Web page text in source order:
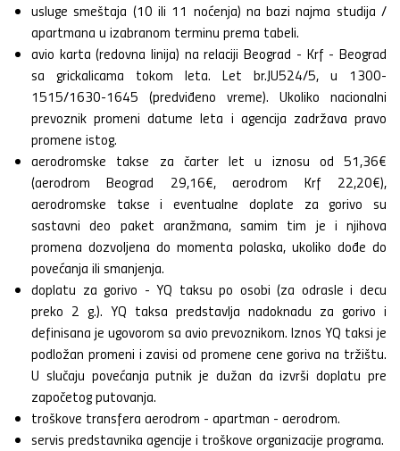
usluge smeštaja (10 ili 11 noćenja) na bazi najma studija /
apartmana u izabranom terminu prema tabeli.
avio karta (redovna linija) na relaciji Beograd - Krf - Beograd
sa grickalicama tokom leta. Let br.JU524/5, u 1300-
1515/1630-1645 (predviđeno vreme). Ukoliko nacionalni
prevoznik promeni datume leta i agencija zadržava pravo
promene istog.
aerodromske takse za čarter let u iznosu od 51,36€
(aerodrom Beograd 29,16€, aerodrom Krf 22,20€),
aerodromske takse i eventualne doplate za gorivo su
sastavni deo paket aranžmana, samim tim je i njihova
promena dozvoljena do momenta polaska, ukoliko dođe do
povećanja ili smanjenja.
doplatu za gorivo - YQ taksu po osobi (za odrasle i decu
preko 2 g.). YQ taksa predstavlja nadoknadu za gorivo i
definisana je ugovorom sa avio prevoznikom. Iznos YQ taksi je
podložan promeni i zavisi od promene cene goriva na tržištu.
U slučaju povećanja putnik je dužan da izvrši doplatu pre
započetog putovanja.
troškove transfera aerodrom - apartman - aerodrom.
servis predstavnika agencije i troškove organizacije programa.